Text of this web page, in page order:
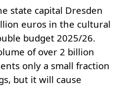
state capital Dresden
euros in the cultural
budget 2025/26.
of over 2 billion
only a small fraction
but it will cause